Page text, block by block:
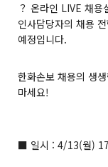
？ 온라인 LIVE 채용
인사담당자의 채용
예정입니다.
한화손보 채용의 생
마세요!
■ 일시 : 4/13(월)